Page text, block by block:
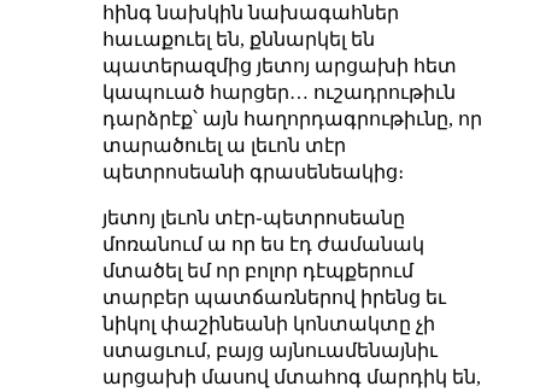
հինգ նախկին նախագահներ
հաւաքուել են, քննարկել են
պատերազմից յետոյ արցախի հետ
կապուած հարցեր… ուշադրութիւն
դարձրէք՝ այն հաղորդագրութիւնը, որ
տարածուել ա լեւոն տէր
պետրոսեանի գրասենեակից։
յետոյ լեւոն տէր֊պետրոսեանը
մոռանում ա որ ես էդ ժամանակ
մտածել եմ որ բոլոր դէպքերում
տարբեր պատճառներով իրենց եւ
նիկոլ փաշինեանի կոնտակտը չի
ստացւում, բայց այնուամենայնիւ
արցախի մասով մտահոգ մարդիկ են,